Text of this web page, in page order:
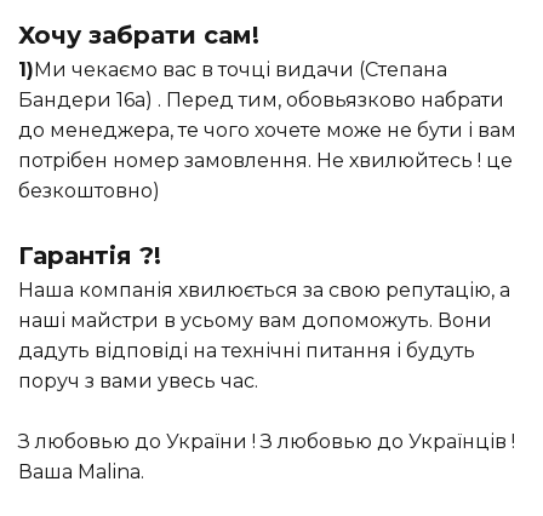
Хочу забрати сам!
1)Ми чекаємо вас в точці видачи (Степана
Бандери 16а) . Перед тим, обовьязково набрати
до менеджера, те чого хочете може не бути і вам
потрібен номер замовлення. Не хвилюйтесь ! це
безкоштовно)
Гарантія ?!
Наша компанія хвилюється за свою репутацію, а
наші майстри в усьому вам допоможуть. Вони
дадуть відповіді на технічні питання і будуть
поруч з вами увесь час.
З любовью до України ! З любовью до Українців !
Ваша Malina.